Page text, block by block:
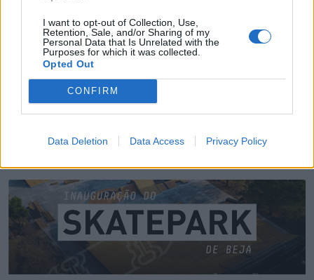
I want to opt-out of Collection, Use,
Retention, Sale, and/or Sharing of my
Personal Data that Is Unrelated with the
Purposes for which it was collected.
Opted Out
CONFIRM
Data Deletion Data Access Privacy Policy
Atividade operacional do Comando Distrital de
Beja